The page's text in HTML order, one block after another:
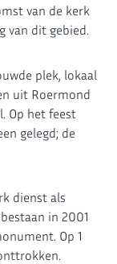
van de kerk
van dit gebied.
plek, lokaal
uit Roermond
Op het feest
gelegd; de
dienst als
in 2001
Op 1